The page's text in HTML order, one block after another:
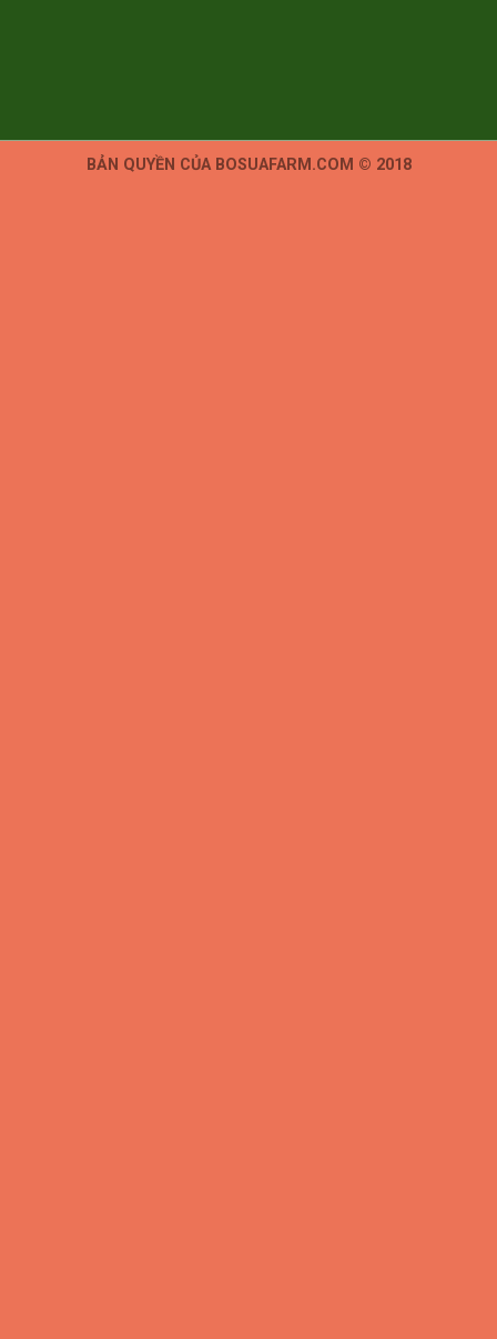
BẢN QUYỀN CỦA BOSUAFARM.COM © 2018